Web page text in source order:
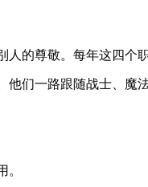
的尊敬。每年这四个
他们一路跟随战士、魔